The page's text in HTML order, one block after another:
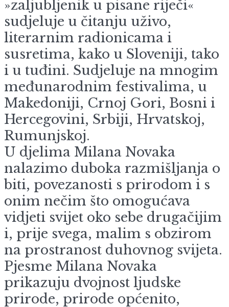
»zaljubljenik u pisane riječi«
sudjeluje u čitanju uživo,
literarnim radionicama i
susretima, kako u Sloveniji, tako
i u tuđini. Sudjeluje na mnogim
međunarodnim festivalima, u
Makedoniji, Crnoj Gori, Bosni i
Hercegovini, Srbiji, Hrvatskoj,
Rumunjskoj.
U djelima Milana Novaka
nalazimo duboka razmišljanja o
biti, povezanosti s prirodom i s
onim nečim što omogućava
vidjeti svijet oko sebe drugačijim
i, prije svega, malim s obzirom
na prostranost duhovnog svijeta.
Pjesme Milana Novaka
prikazuju dvojnost ljudske
prirode, prirode općenito,